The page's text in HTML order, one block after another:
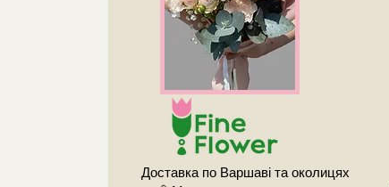
Доставка по Варшаві та околицях